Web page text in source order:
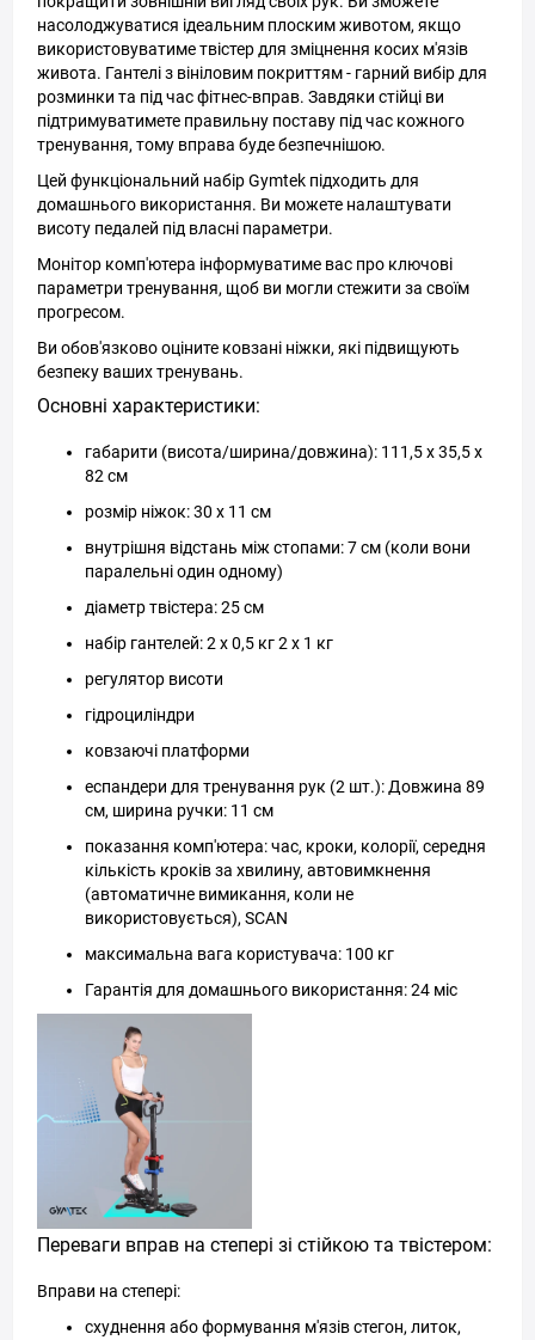
насолоджуватися ідеальним плоским животом, якщо
використовуватиме твістер для зміцнення косих м'язів
живота. Гантелі з вініловим покриттям - гарний вибір для
розминки та під час фітнес-вправ. Завдяки стійці ви
підтримуватимете правильну поставу під час кожного
тренування, тому вправа буде безпечнішою.
Цей функціональний набір Gymtek підходить для
домашнього використання. Ви можете налаштувати
висоту педалей під власні параметри.
Монітор комп'ютера інформуватиме вас про ключові
параметри тренування, щоб ви могли стежити за своїм
прогресом.
Ви обов'язково оціните ковзані ніжки, які підвищують
безпеку ваших тренувань.
Основні характеристики:
габарити (висота/ширина/довжина): 111,5 х 35,5 х
82 см
розмір ніжок: 30 х 11 см
внутрішня відстань між стопами: 7 см (коли вони
паралельні один одному)
діаметр твістера: 25 см
набір гантелей: 2 х 0,5 кг 2 х 1 кг
регулятор висоти
гідроциліндри
ковзаючі платформи
еспандери для тренування рук (2 шт.): Довжина 89
см, ширина ручки: 11 см
показання комп'ютера: час, кроки, колорії, середня
кількість кроків за хвилину, автовимкнення
(автоматичне вимикання, коли не
використовується), SCAN
максимальна вага користувача: 100 кг
Гарантія для домашнього використання: 24 міс
Переваги вправ на степері зі стійкою та твістером:
Вправи на степері:
схуднення або формування м'язів стегон, литок,